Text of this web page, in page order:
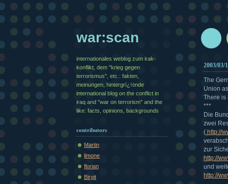
2003/03/
The
Union
There is
***
Die
zwei
( http://
zur
http://
und
http://
war:scan
internationales weblog zum irak-
konflikt, dem "krieg gegen
terrorismus", etc.: fakten,
meinungen, hintergrï¿½nde
international blog on the conflict in
iraq and "war on terrorism" and the
like: facts, opinions, backgrounds
contributors
Martin
limone
florian
Birgit